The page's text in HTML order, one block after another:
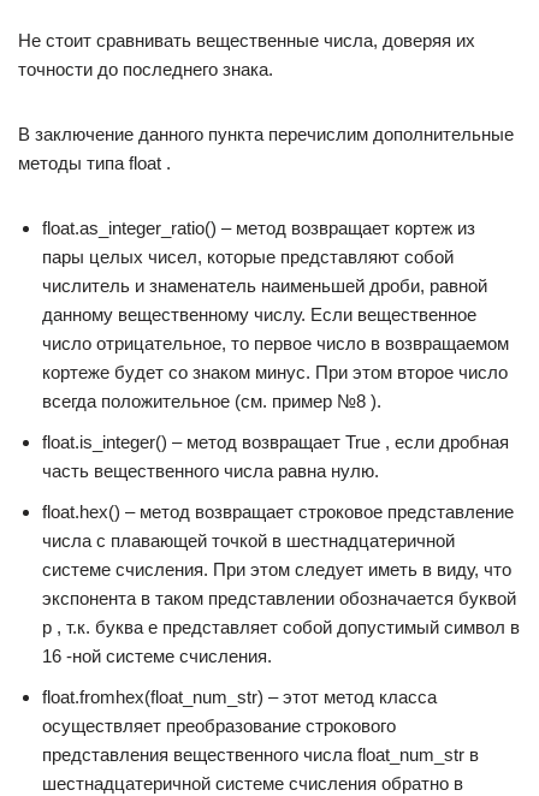
Не стоит сравнивать вещественные числа, доверяя их
точности до последнего знака.
В заключение данного пункта перечислим дополнительные
методы типа float .
float.as_integer_ratio() – метод возвращает кортеж из
пары целых чисел, которые представляют собой
числитель и знаменатель наименьшей дроби, равной
данному вещественному числу. Если вещественное
число отрицательное, то первое число в возвращаемом
кортеже будет со знаком минус. При этом второе число
всегда положительное (см. пример №8 ).
float.is_integer() – метод возвращает True , если дробная
часть вещественного числа равна нулю.
float.hex() – метод возвращает строковое представление
числа с плавающей точкой в шестнадцатеричной
системе счисления. При этом следует иметь в виду, что
экспонента в таком представлении обозначается буквой
p , т.к. буква e представляет собой допустимый символ в
16 -ной системе счисления.
float.fromhex(float_num_str) – этот метод класса
осуществляет преобразование строкового
представления вещественного числа float_num_str в
шестнадца­теричной системе счисления обратно в